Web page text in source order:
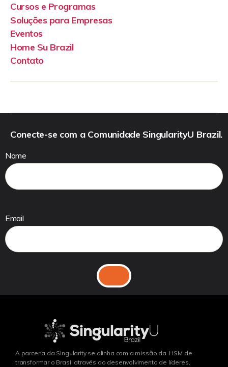
Cursos e Programas
Soluções para Empresas
Eventos
Home Su Brazil
Contato
Conecte-se com a Comunidade SingularityU Brazil.
Nome
Email
A parceria da Singularity se alinha com a missão da HSM de
transformar o Brasil através do desenvolvimento de líderes,